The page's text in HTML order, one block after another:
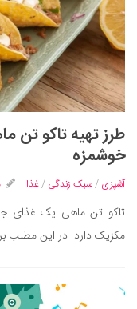
طرز تهیه تاکو تن
خوشمزه
آشپزی /سبک زندگی /غذا
تاکو تن ماهی یک غذای
مکزیک دارد. در این مطلب